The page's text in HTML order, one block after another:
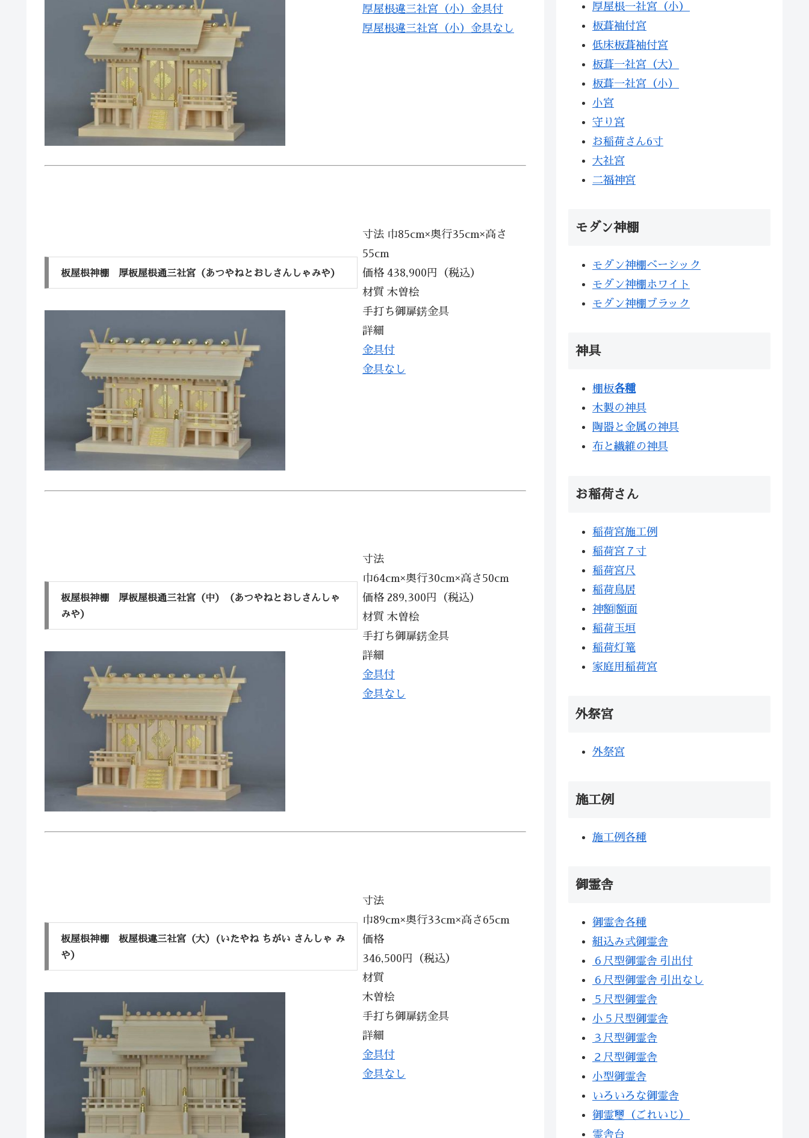
厚屋根違三社宮（小）金具付
厚屋根違三社宮（小）金具なし
板屋根神棚 厚板屋根通三社宮（あつやねとおしさんしゃみや）
寸法 巾85cm×奥行35cm×高さ
55cm
価格 438,900円（税込）
材質 木曽桧
手打ち御扉錺金具
詳細
金具付
金具なし
板屋根神棚 厚板屋根通三社宮（中）（あつやねとおしさんしゃ
みや）
寸法
巾64cm×奥行30cm×高さ50cm
価格 289,300円（税込）
材質 木曽桧
手打ち御扉錺金具
詳細
金具付
金具なし
板屋根神棚 板屋根違三社宮（大）(いたやね ちがい さんしゃ み
や）
寸法
巾89cm×奥行33cm×高さ65cm
価格
346,500円（税込）
材質
木曽桧
手打ち御扉錺金具
詳細
金具付
金具なし
厚屋根一社宮（小）
板葺袖付宮
低床板葺袖付宮
板葺一社宮（大）
板葺一社宮（小）
小宮
守り宮
お稲荷さん6寸
大社宮
二福神宮
モダン神棚
モダン神棚ベーシック
モダン神棚ホワイト
モダン神棚ブラック
神具
棚板各種
木製の神具
陶器と金属の神具
布と繊維の神具
お稲荷さん
稲荷宮施工例
稲荷宮７寸
稲荷宮尺
稲荷鳥居
神額|額面
稲荷玉垣
稲荷灯篭
家庭用稲荷宮
外祭宮
外祭宮
施工例
施工例各種
御霊舎
御霊舎各種
組込み式御霊舎
６尺型御霊舎 引出付
６尺型御霊舎 引出なし
５尺型御霊舎
小５尺型御霊舎
３尺型御霊舎
２尺型御霊舎
小型御霊舎
いろいろな御霊舎
御霊璽（ごれいじ）
霊舎台